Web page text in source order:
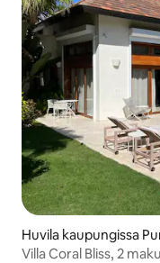
Huvila kaupungissa
Villa Coral Bliss, 2